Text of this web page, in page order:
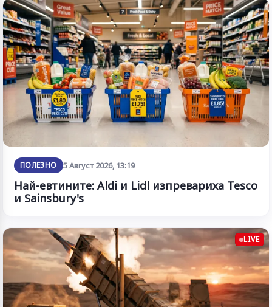
ПОЛЕЗНО 5 Август 2026, 13:19
Най-евтините: Aldi и Lidl изпревариха Tesco
и Sainsbury's
LIVE